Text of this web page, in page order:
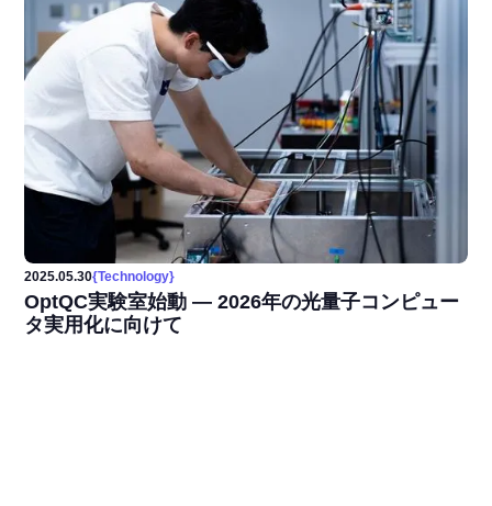
2025.05.30{Technology}
OptQC実験室始動 ― 2026年の光量子コンピュー
タ実用化に向けて